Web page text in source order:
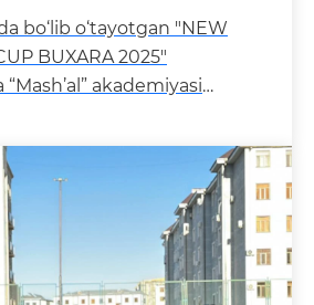
bo‘lib o‘tayotgan "NEW
BUXARA 2025"
akademiyasi